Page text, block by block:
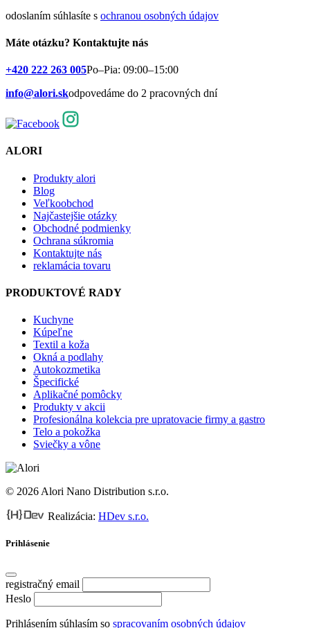
odoslaním súhlasíte s ochranou osobných údajov
Máte otázku? Kontaktujte nás
+420 222 263 005Po–Pia: 09:00–15:00
info@alori.skodpovedáme do 2 pracovných dní
ALORI
Produkty alori
Blog
Veľkoobchod
Najčastejšie otázky
Obchodné podmienky
Ochrana súkromia
Kontaktujte nás
reklamácia tovaru
PRODUKTOVÉ RADY
Kuchyne
Kúpeľne
Textil a koža
Okná a podlahy
Autokozmetika
Špecifické
Aplikačné pomôcky
Produkty v akcii
Profesionálna kolekcia pre upratovacie firmy a gastro
Telo a pokožka
Sviečky a vône
© 2026 Alori Nano Distribution s.r.o.
Realizácia: HDev s.r.o.
Prihlásenie
registračný email
Heslo
Prihlásením súhlasím so spracovaním osobných údajov